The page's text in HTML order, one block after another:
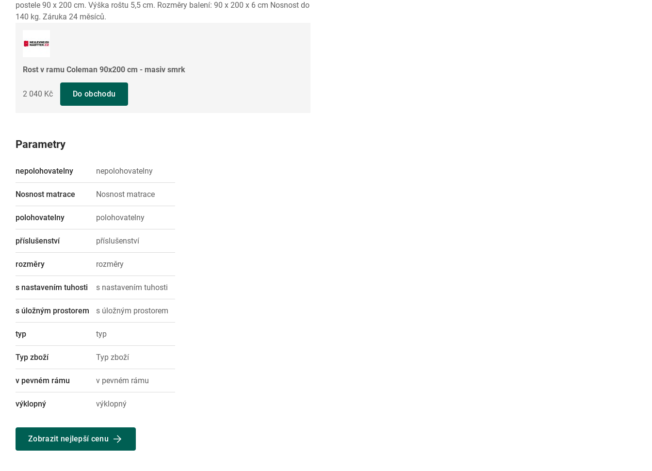
postele 90 x 200 cm. Výška roštu 5,5 cm. Rozměry balení: 90 x 200 x 6 cm Nosnost do
140 kg. Záruka 24 měsíců.
Rost v ramu Coleman 90x200 cm - masiv smrk
2 040 Kč Do obchodu
Parametry
nepolohovatelny nepolohovatelny
Nosnost matrace Nosnost matrace
polohovatelny polohovatelny
příslušenství příslušenství
rozměry rozměry
s nastavením tuhosti s nastavením tuhosti
s úložným prostorem s úložným prostorem
typ typ
Typ zboží Typ zboží
v pevném rámu v pevném rámu
výklopný výklopný
Zobrazit nejlepší cenu